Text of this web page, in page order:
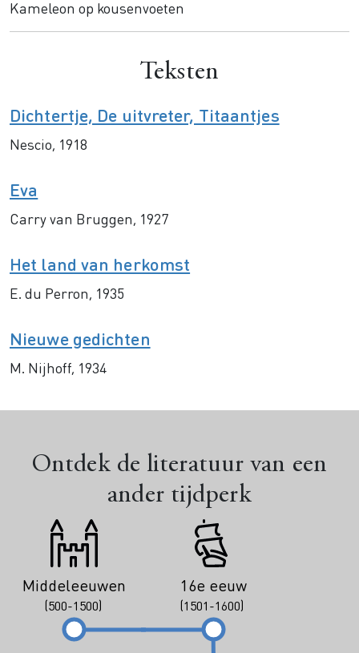
Kameleon op kousenvoeten
Teksten
Dichtertje, De uitvreter, Titaantjes
Nescio, 1918
Eva
Carry van Bruggen, 1927
Het land van herkomst
E. du Perron, 1935
Nieuwe gedichten
M. Nijhoff, 1934
Ontdek de literatuur van een
ander tijdperk
Middeleeuwen
(500-1500)
16e eeuw
(1501-1600)